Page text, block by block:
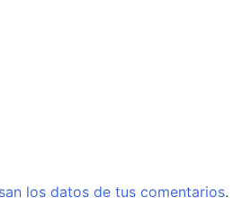
los datos de tus comentarios.